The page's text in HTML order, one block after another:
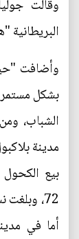
وقالت
البريطانية
وأضافت
بشكل
الشباب،
مدينة
بيع
أما في